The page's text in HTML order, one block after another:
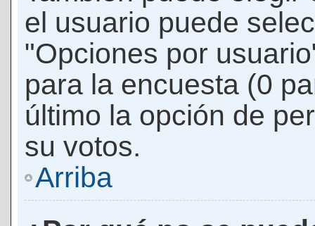
el usuario puede
"Opciones por
para la encuesta (0
último la opción de
su votos.
Arriba